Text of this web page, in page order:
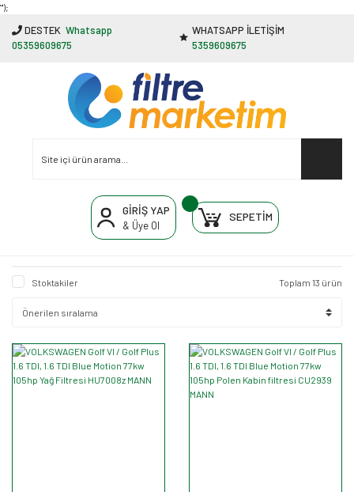
"');
DESTEK Whatsapp
05359609675
WHATSAPP İLETİŞİM
5359609675
GİRİŞ YAP
& Üye Ol
SEPETİM
Stoktakiler Toplam 13 ürün